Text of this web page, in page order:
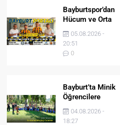
Bayburtspor’dan
Hücum ve Orta
Sahaya İki Önemli
Takviye
05.08.2026 -
20:51
0
Bayburt’ta Minik
Öğrencilere
Jandarma Mesleği
Tanıtıldı
04.08.2026 -
18:27